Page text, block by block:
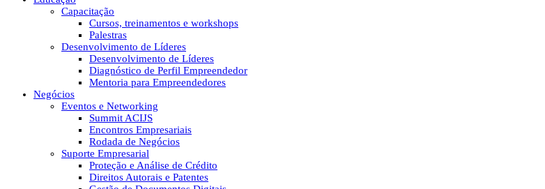
Capacitação
Cursos, treinamentos e workshops
Palestras
Desenvolvimento de Líderes
Desenvolvimento de Líderes
Diagnóstico de Perfil Empreendedor
Mentoria para Empreendedores
Negócios
Eventos e Networking
Summit ACIJS
Encontros Empresariais
Rodada de Negócios
Suporte Empresarial
Proteção e Análise de Crédito
Direitos Autorais e Patentes